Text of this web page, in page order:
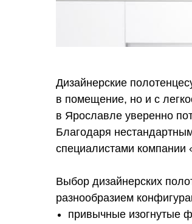
Дизайнерские
в помещение, но и с
в Ярославле уверенно
Благодаря
специалистами компании
Выбор дизайнерских
разнообразием
привычные изогнутые